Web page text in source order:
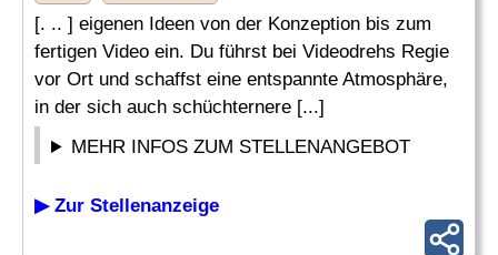
[. .. ] eigenen Ideen von der Konzeption bis zum
fertigen Video ein. Du führst bei Videodrehs Regie
vor Ort und schaffst eine entspannte Atmosphäre,
in der sich auch schüchternere [...]
MEHR INFOS ZUM STELLENANGEBOT
▶ Zur Stellenanzeige